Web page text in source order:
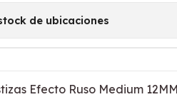
de ubicaciones
Efecto Ruso Medium